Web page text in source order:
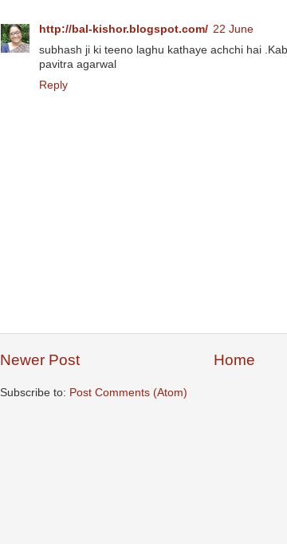
http://bal-kishor.blogspot.com/ 22 June
subhash ji ki teeno laghu kathaye achchi hai
pavitra agarwal
Reply
Newer Post Home
Subscribe to: Post Comments (Atom)